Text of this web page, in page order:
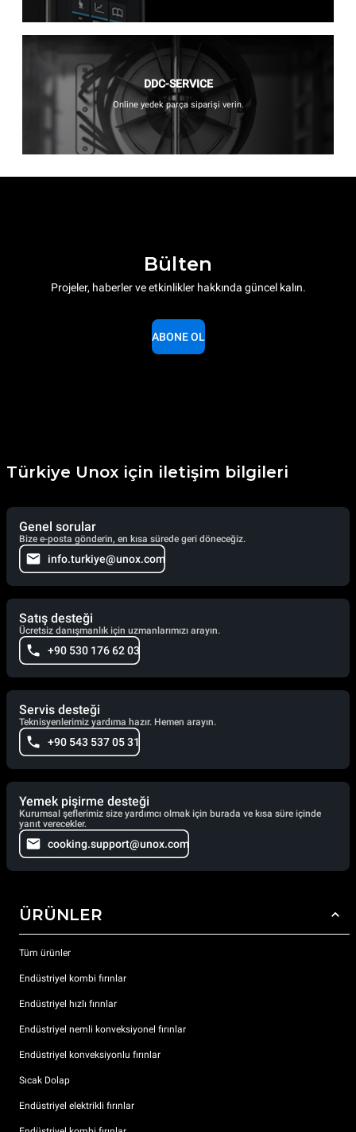
DDC-SERVICE
Online yedek parça siparişi verin.
Bülten
Projeler, haberler ve etkinlikler hakkında güncel kalın.
ABONE OL
Türkiye Unox için iletişim bilgileri
Genel sorular
Bize e-posta gönderin, en kısa sürede geri döneceğiz.
info.turkiye@unox.com
Satış desteği
Ücretsiz danışmanlık için uzmanlarımızı arayın.
+90 530 176 62 03
Servis desteği
Teknisyenlerimiz yardıma hazır. Hemen arayın.
+90 543 537 05 31
Yemek pişirme desteği
Kurumsal şeflerimiz size yardımcı olmak için burada ve kısa süre içinde
yanıt verecekler.
cooking.support@unox.com
ÜRÜNLER
Tüm ürünler
Endüstriyel kombi fırınlar
Endüstriyel hızlı fırınlar
Endüstriyel nemli konveksiyonel fırınlar
Endüstriyel konveksiyonlu fırınlar
Sıcak Dolap
Endüstriyel elektrikli fırınlar